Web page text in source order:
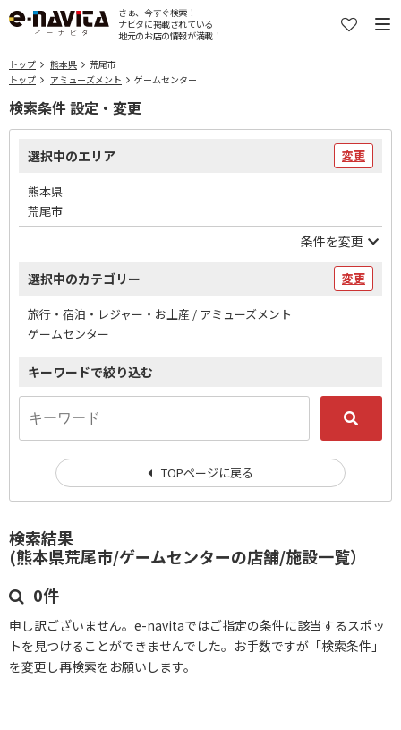
さぁ、今すぐ検索！
ナビタに掲載されている
地元のお店の情報が満載！
トップ 熊本県
荒尾市
トップ
アミューズメント ゲームセンター
検索結果
(熊本県荒尾市/ゲームセンターの店舗/施設一覧）
0件
申し訳ございません。e-navitaではご指定の条件に該当するスポッ
トを見つけることができませんでした。お手数ですが「検索条件」
を変更し再検索をお願いします。
検索条件 設定・変更
選択中のエリア 変更
熊本県
荒尾市
条件を変更
選択中のカテゴリー 変更
旅行・宿泊・レジャー・お土産 / アミューズメント
ゲームセンター
キーワードで絞り込む
TOPページに戻る